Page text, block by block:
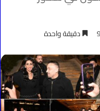
9 دقيقة واحدة